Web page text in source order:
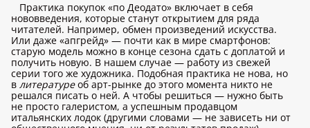
Практика покупок «по Деодато» включает в себя
нововведения, которые станут открытием для ряда
читателей. Например, обмен произведений искусства.
Или даже «апгрейд» — почти как в мире смартфонов:
старую модель можно в конце сезона сдать с доплатой и
получить новую. В нашем случае — работу из свежей
серии того же художника. Подобная практика не нова, но
в литературеоб арт-рынке до этого момента никто не
решался писать о ней. А чтобы решиться — нужно быть
не просто галеристом, а успешным продавцом
итальянских лодок (другими словами — не зависеть ни от